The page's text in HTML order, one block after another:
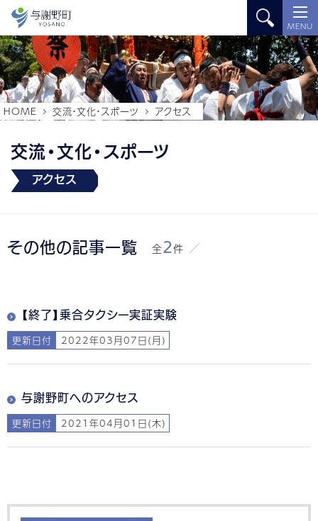
MENU
交流・文化・スポーツ
アクセス
HOME 交流・文化・スポーツ アクセス
その他の記事一覧 全2件
【終了】乗合タクシー実証実験
更新日付 2022年03月07日(月)
与謝野町へのアクセス
更新日付 2021年04月01日(木)